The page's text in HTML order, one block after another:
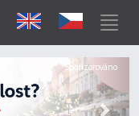
Další
Sponzorováno